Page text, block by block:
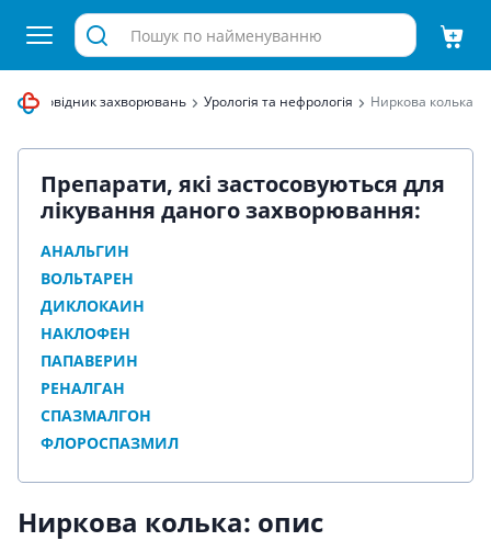
Довідник захворювань Урологія та нефрологія Ниркова колька
Препарати, які застосовуються для
лікування даного захворювання:
АНАЛЬГИН
ВОЛЬТАРЕН
ДИКЛОКАИН
НАКЛОФЕН
ПАПАВЕРИН
РЕНАЛГАН
СПАЗМАЛГОН
ФЛОРОСПАЗМИЛ
Ниркова колька: опис